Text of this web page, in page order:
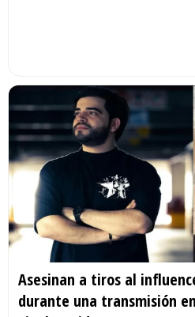
Asesinan a tiros al
durante una transmisión